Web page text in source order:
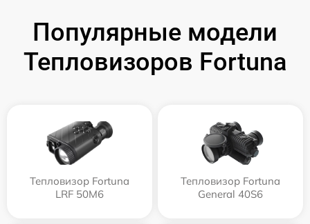
Популярные модели
Тепловизоров Fortuna
Тепловизор Fortuna
LRF 50M6
Тепловизор Fortuna
General 40S6